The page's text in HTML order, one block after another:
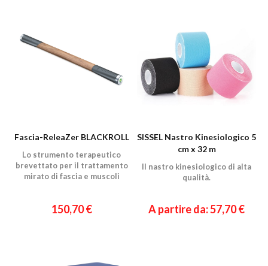
Fascia-ReleaZer BLACKROLL
Lo strumento terapeutico
brevettato per il trattamento
mirato di fascia e muscoli
150,70 €
SISSEL Nastro Kinesiologico 5
cm x 32 m
Il nastro kinesiologico di alta
qualità.
A partire da: 57,70 €